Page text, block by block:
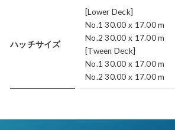
ハッチサイズ
[Lower Deck]
No.1 30.00 x 17.00 m
No.2 30.00 x 17.00 m
[Tween Deck]
No.1 30.00 x 17.00 m
No.2 30.00 x 17.00 m